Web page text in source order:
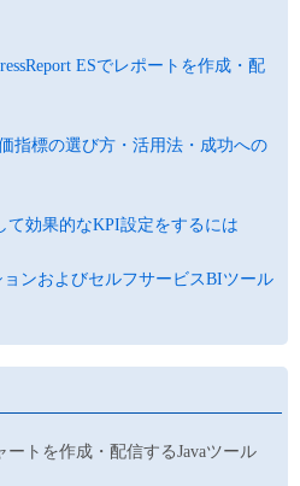
ESでレポートを作成・配
指標の選び方・活用法・成功への
効果的なKPI設定をするには
ンおよびセルフサービスBIツール
ートを作成・配信するJavaツール